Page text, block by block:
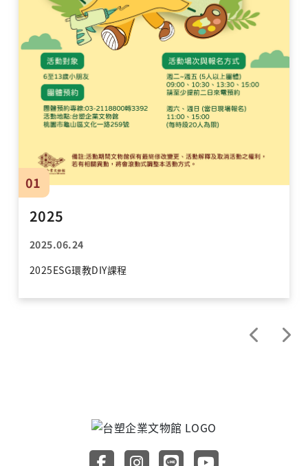
01
2025
2025.06.24
2025ESG環教DIY課程
前往台塑企業文物館
前往台塑企業文物館
前往台塑企業文物